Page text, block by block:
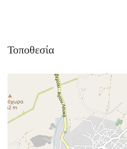
Τοποθεσία